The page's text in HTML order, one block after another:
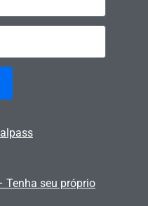
Tenha seu próprio